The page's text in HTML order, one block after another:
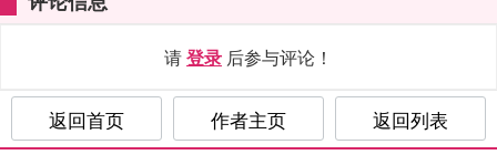
请登录 后参与评论！
返回首页 作者主页 返回列表